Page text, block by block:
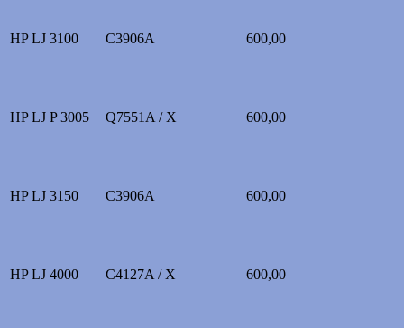
HP LJ 3100 C3906A 600,00
HP LJ P 3005 Q7551A / X 600,00
HP LJ 3150 C3906A 600,00
HP LJ 4000 C4127A / X 600,00